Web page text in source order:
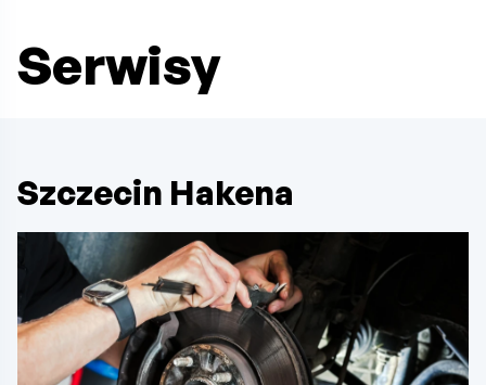
Serwisy
Szczecin Hakena